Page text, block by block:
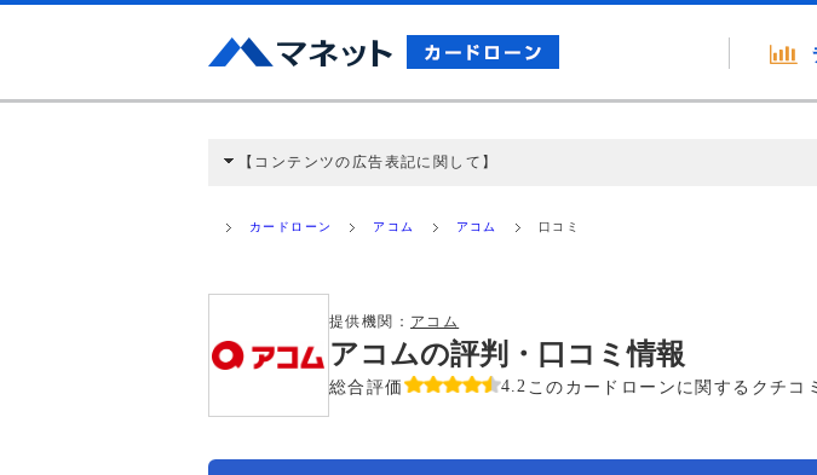
【コンテンツの広告表記に関して】
ミ収集などに基づき、公平性を担保した情報提供を行っています。
カードローン アコム アコム 口コミ
提供機関： アコム
アコムの評判・口コミ情報
総合評価 4.2 このカードローンに関するクチコ